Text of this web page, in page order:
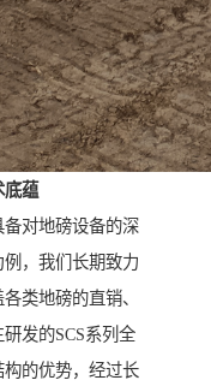
底蕴
对地磅设备的深
，我们长期致力
类地磅的直销、
发的SCS系列全
的优势，经过长